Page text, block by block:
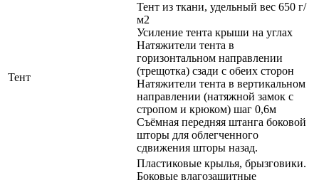
Тент
Тент из ткани, удельный вес 650 г/
м2
Усиление тента крыши на углах
Натяжители тента в
горизонтальном направлении
(трещотка) сзади с обеих сторон
Натяжители тента в вертикальном
направлении (натяжной замок с
стропом и крюком) шаг 0,6м
Съёмная передняя штанга боковой
шторы для облегченного
сдвижения шторы назад.
Пластиковые крылья, брызговики.
Боковые влагозащитные